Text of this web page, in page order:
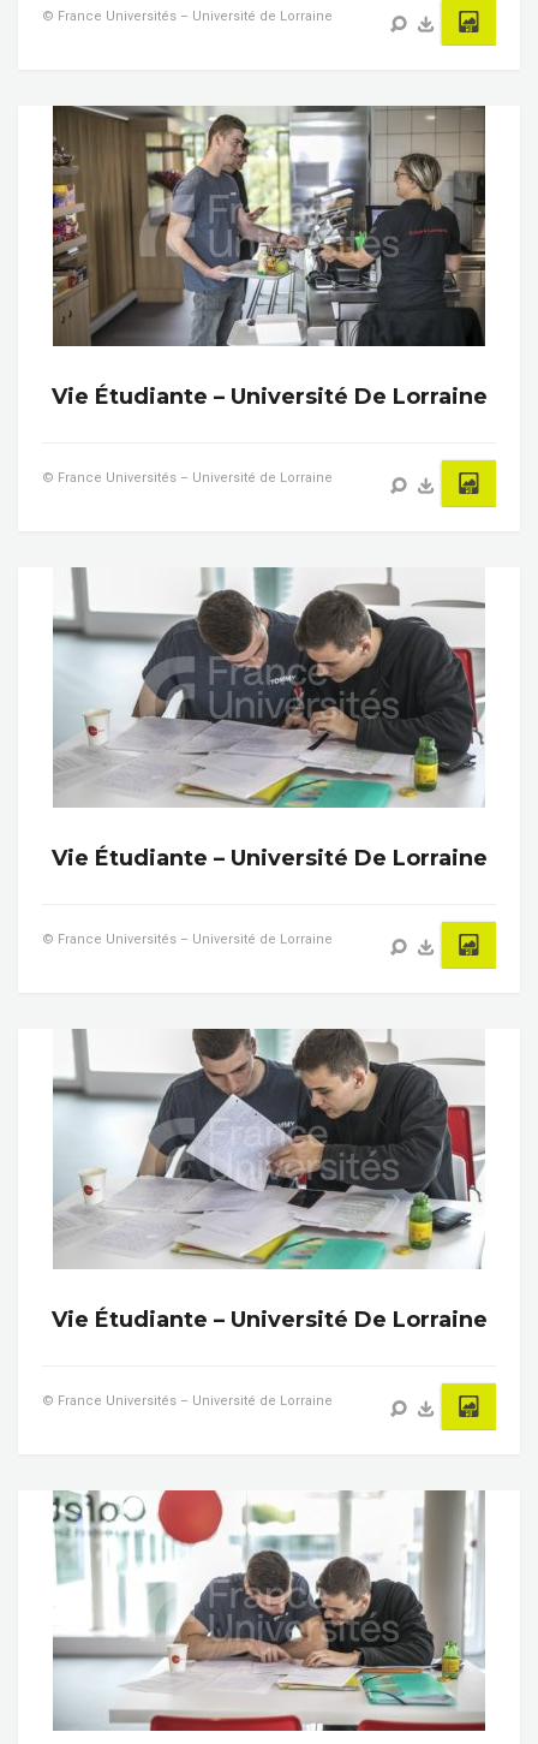
© France Universités – Université de Lorraine
Vie Étudiante – Université De Lorraine
© France Universités – Université de Lorraine
Vie Étudiante – Université De Lorraine
© France Universités – Université de Lorraine
Vie Étudiante – Université De Lorraine
© France Universités – Université de Lorraine